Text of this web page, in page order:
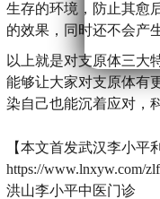
生存的环境，防止其愈
的效果，同时还不会产
以上就是对支原体三大
能够让大家对支原体有
染自己也能沉着应对，
【本文首发武汉李小平
https://www.lnxyw.com/
洪山李小平中医门诊